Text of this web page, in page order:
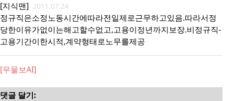
[지식맨] 2011.07.24
정규직은소정노동시간에따라전일제로근무하고있음.따라서정
당한이유가없이는해고할수없고,고용이정년까지보장.비정규직-
고용기간이한시적,계약형태로노무를제공
[무물보AI]
댓글 달기: